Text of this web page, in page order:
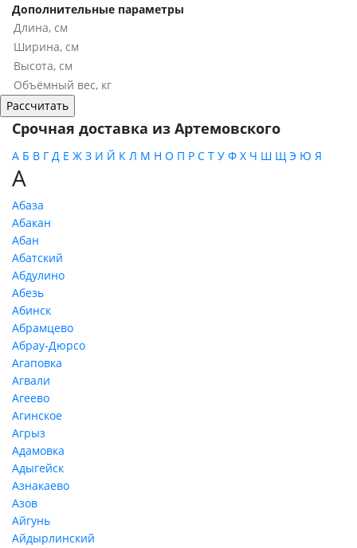
Дополнительные параметры
Срочная доставка из Артемовского
А Б В Г Д Е Ж З И Й К Л М Н О П Р С Т У Ф Х Ч Ш Щ Э Ю Я
А
Абаза
Абакан
Абан
Абатский
Абдулино
Абезь
Абинск
Абрамцево
Абрау-Дюрсо
Агаповка
Агвали
Агеево
Агинское
Агрыз
Адамовка
Адыгейск
Азнакаево
Азов
Айгунь
Айдырлинский